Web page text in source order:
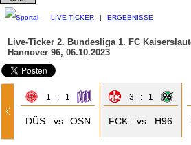
LIVE-TICKER | ERGEBNISSE
Live-Ticker 2. Bundesliga 1. FC
Hannover 96, 06.10.2023
1 : 1
DÜS vs OSN
3 : 1
FCK vs H96